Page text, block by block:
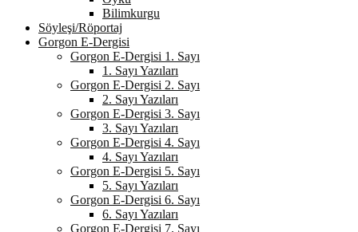
Bilimkurgu
Söyleşi/Röportaj
Gorgon E-Dergisi
Gorgon E-Dergisi 1. Sayı
1. Sayı Yazıları
Gorgon E-Dergisi 2. Sayı
2. Sayı Yazıları
Gorgon E-Dergisi 3. Sayı
3. Sayı Yazıları
Gorgon E-Dergisi 4. Sayı
4. Sayı Yazıları
Gorgon E-Dergisi 5. Sayı
5. Sayı Yazıları
Gorgon E-Dergisi 6. Sayı
6. Sayı Yazıları
Gorgon E-Dergisi 7. Sayı